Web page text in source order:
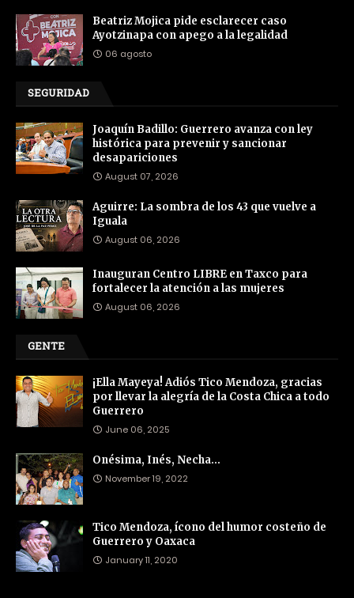
Beatriz Mojica pide esclarecer caso
Ayotzinapa con apego a la legalidad
06 agosto
SEGURIDAD
Joaquín Badillo: Guerrero avanza con ley
histórica para prevenir y sancionar
desapariciones
August 07, 2026
Aguirre: La sombra de los 43 que vuelve a
Iguala
August 06, 2026
Inauguran Centro LIBRE en Taxco para
fortalecer la atención a las mujeres
August 06, 2026
GENTE
¡Ella Mayeya! Adiós Tico Mendoza, gracias
por llevar la alegría de la Costa Chica a todo
Guerrero
June 06, 2025
Onésima, Inés, Necha…
November 19, 2022
Tico Mendoza, ícono del humor costeño de
Guerrero y Oaxaca
January 11, 2020